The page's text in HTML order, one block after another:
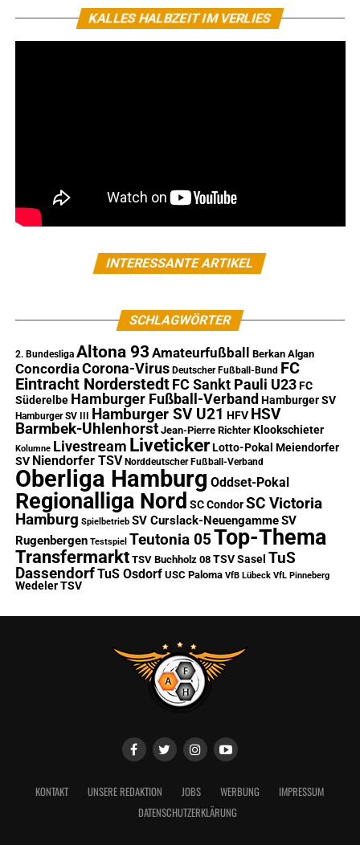
KALLES HALBZEIT IM VERLIES
INTERESSANTE ARTIKEL
SCHLAGWÖRTER
2. Bundesliga Altona 93 Amateurfußball Berkan Algan
ConcordiaCorona-Virus Deutscher Fußball-Bund FC
Eintracht Norderstedt FC Sankt Pauli U23 FC
Süderelbe Hamburger Fußball-Verband Hamburger SV
Hamburger SV III Hamburger SV U21 HFV HSV
Barmbek-Uhlenhorst Jean-Pierre Richter Klookschieter
Kolumne Livestream Liveticker Lotto-Pokal Meiendorfer
SV Niendorfer TSV Norddeutscher Fußball-Verband
Oberliga Hamburg Oddset-Pokal
Regionalliga Nord SC Condor SC Victoria
Hamburg Spielbetrieb SV Curslack-NeuengammeSV
Rugenbergen Testspiel Teutonia 05Top-Thema
Transfermarkt TSV Buchholz 08 TSV Sasel TuS
DassendorfTuS Osdorf USC Paloma VfB Lübeck VfL Pinneberg
Wedeler TSV
KONTAKT UNSERE REDAKTION JOBS WERBUNG
IMPRESSUM
DATENSCHUTZERKLÄRUNG